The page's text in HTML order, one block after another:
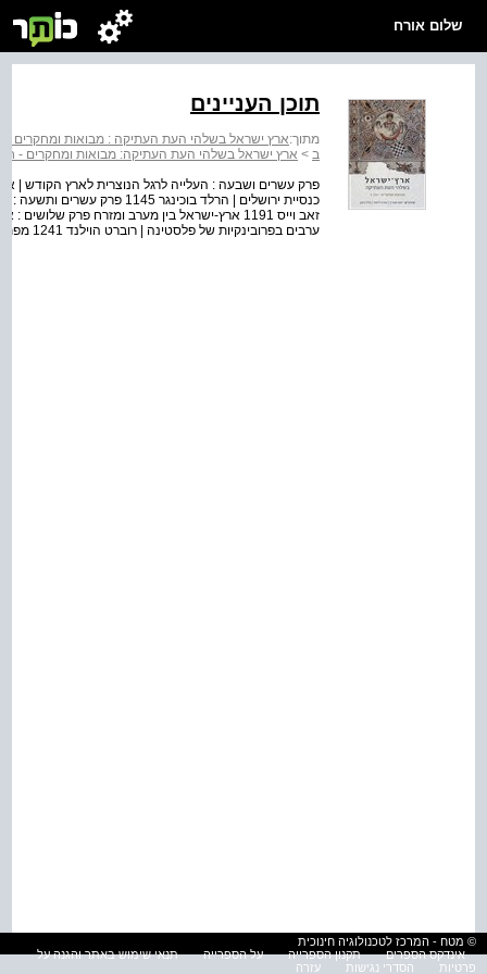
שלום אורח
תוכן העניינים
מתוך:ארץ ישראל בשלהי העת העתיקה : מבואות ומחקרים
ב > ארץ ישראל בשלהי העת העתיקה: מבואות ומחקרים -
כנסיית ירושלים | הרלד
ערבים בפרובינקיות של פלסטינה | רוברט הוילנד 1241 מפתח 1251
© מטח - המרכז לטכנולוגיה חינוכית
אינדקס הספרים
תקנון הספרייה על הספרייה
תנאי שימוש באתר והגנה על
פרטיות
הסדרי נגישות עזרה